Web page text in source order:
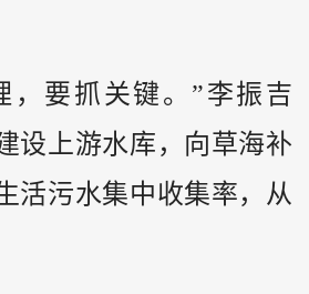
，要抓关键。”李振吉
设上游水库，向草海补
活污水集中收集率，从